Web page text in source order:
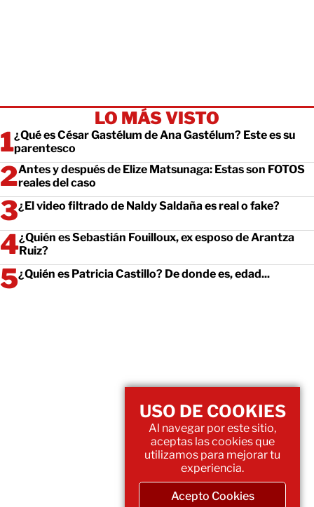
LO MÁS VISTO
¿Qué es César Gastélum de Ana Gastélum? Este es su
parentesco
Antes y después de Elize Matsunaga: Estas son FOTOS
reales del caso
¿El video filtrado de Naldy Saldaña es real o fake?
¿Quién es Sebastián Fouilloux, ex esposo de Arantza
Ruiz?
¿Quién es Patricia Castillo? De donde es, edad...
USO DE COOKIES
Al navegar por este sitio,
aceptas las cookies que
utilizamos para mejorar tu
experiencia.
Acepto Cookies